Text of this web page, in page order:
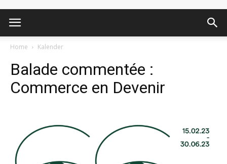
XXL
Home Kalender
Balade commentée :
Commerce en Devenir